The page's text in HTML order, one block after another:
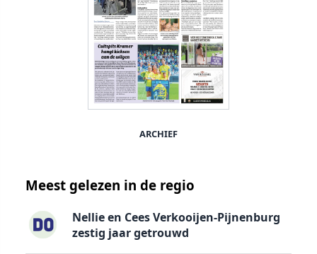
ARCHIEF
Meest gelezen in de regio
Nellie en Cees Verkooijen-Pijnenburg
zestig jaar getrouwd